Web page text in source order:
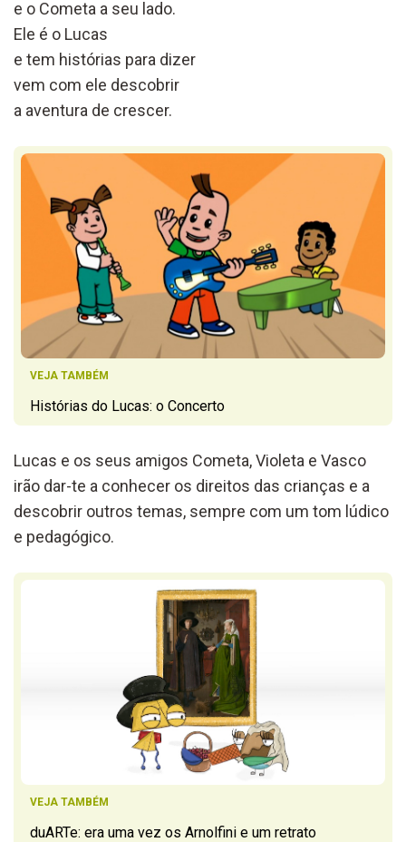
e o Cometa a seu lado.
Ele é o Lucas
e tem histórias para dizer
vem com ele descobrir
a aventura de crescer.
VEJA TAMBÉM
Histórias do Lucas: o Concerto
Lucas e os seus amigos Cometa, Violeta e Vasco
irão dar-te a conhecer os direitos das crianças e a
descobrir outros temas, sempre com um tom lúdico
e pedagógico.
VEJA TAMBÉM
duARTe: era uma vez os Arnolfini e um retrato